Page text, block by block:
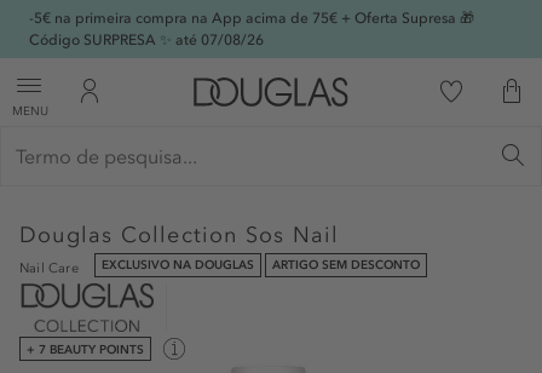
-5€ na primeira compra na App acima de 75€ + Oferta Supresa 🎁
Código SURPRESA ✨ até 07/08/26
MENU
Douglas Collection Sos Nail
Nail Care EXCLUSIVO NA DOUGLAS ARTIGO SEM DESCONTO
+ 7 BEAUTY POINTS